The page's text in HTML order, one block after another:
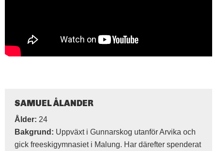
SAMUEL ÅLANDER
Ålder: 24
Bakgrund: Uppväxt i Gunnarskog utanför Arvika och
gick freeskigymnasiet i Malung. Har därefter spenderat